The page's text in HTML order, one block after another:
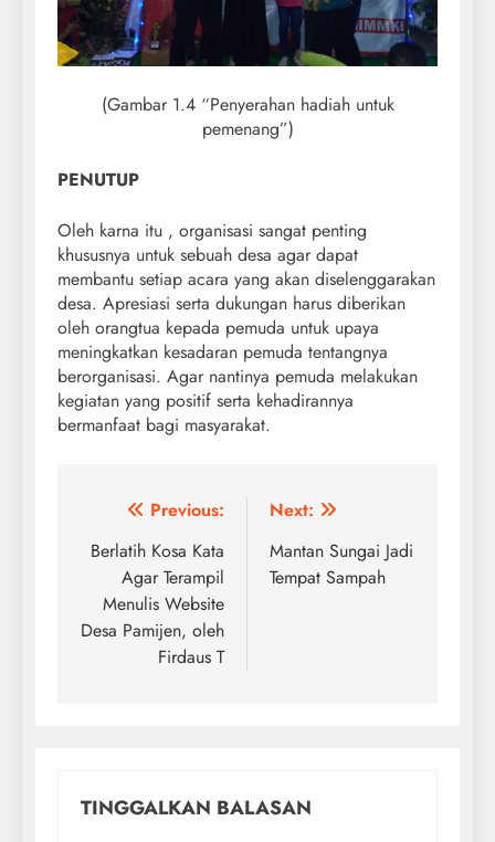
(Gambar 1.4 “Penyerahan hadiah untuk
pemenang”)
PENUTUP
Oleh karna itu , organisasi sangat penting
khususnya untuk sebuah desa agar dapat
membantu setiap acara yang akan diselenggarakan
desa. Apresiasi serta dukungan harus diberikan
oleh orangtua kepada pemuda untuk upaya
meningkatkan kesadaran pemuda tentangnya
berorganisasi. Agar nantinya pemuda melakukan
kegiatan yang positif serta kehadirannya
bermanfaat bagi masyarakat.
Navigasi
pos
Previous:
Berlatih Kosa Kata
Agar Terampil
Menulis Website
Desa Pamijen, oleh
Firdaus T
Next:
Mantan Sungai Jadi
Tempat Sampah
TINGGALKAN BALASAN